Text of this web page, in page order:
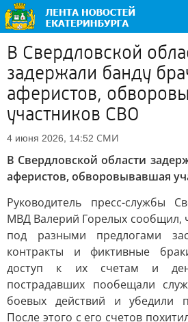
В Свердловской
задержали банду
аферистов,
участников СВО
4 июня 2026, 14:52 СМИ
В Свердловской области
аферистов, обворовывавшая
Руководитель пресс-службы
МВД Валерий Горелых сообщил,
под разными предлогами
контракты и фиктивные
доступ к их счетам и
пострадавших пообещали
боевых действий и убедили
После этого с его счетов